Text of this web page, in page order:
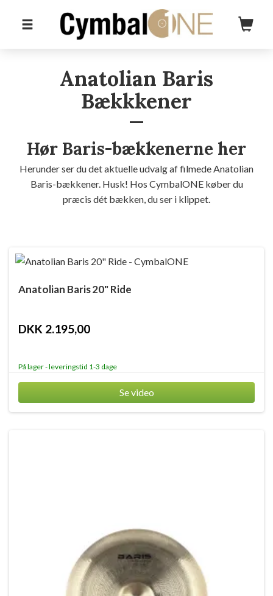
Anatolian Baris
Bækkkener
Hør Baris-bækkenerne her
Herunder ser du det aktuelle udvalg af filmede Anatolian
Baris-bækkener. Husk! Hos CymbalONE køber du
præcis dét bækken, du ser i klippet.
Anatolian Baris 20" Ride
DKK 2.195,00
På lager - leveringstid 1-3 dage
Se video